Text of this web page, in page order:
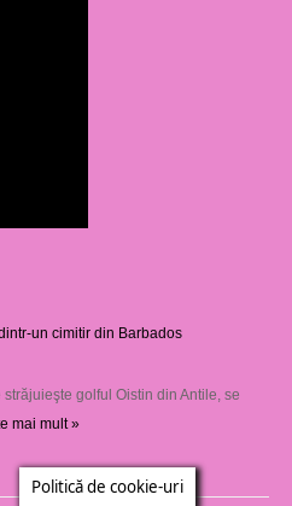
un cimitir din Barbados
străjuieşte golful Oistin din Antile, se
mai mult »
Politică de cookie-uri